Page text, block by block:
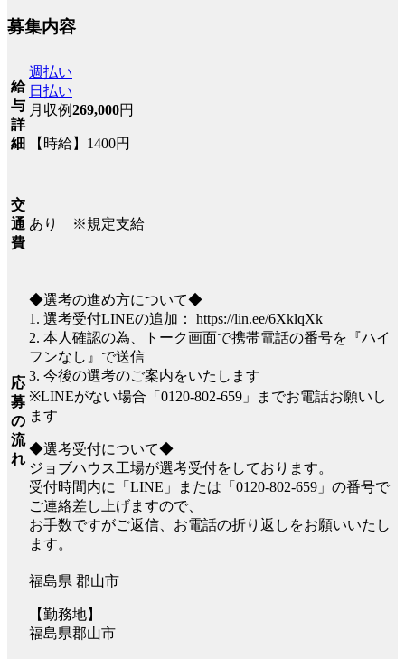
募集内容
給
与
詳
細
週払い
日払い
月収例269,000円
【時給】1400円
交
通
費
あり ※規定支給
応
募
の
流
れ
◆選考の進め方について◆
1. 選考受付LINEの追加： https://lin.ee/6XklqXk
2. 本人確認の為、トーク画面で携帯電話の番号を『ハイ
フンなし』で送信
3. 今後の選考のご案内をいたします
※LINEがない場合「0120-802-659」までお電話お願いし
ます
◆選考受付について◆
ジョブハウス工場が選考受付をしております。
受付時間内に「LINE」または「0120-802-659」の番号で
ご連絡差し上げますので、
お手数ですがご返信、お電話の折り返しをお願いいたし
ます。
福島県 郡山市
【勤務地】
福島県郡山市